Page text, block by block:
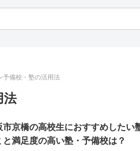
予備校・塾の活用法
法
市京橋の高校生におすすめしたい
と満足度の高い塾・予備校は？